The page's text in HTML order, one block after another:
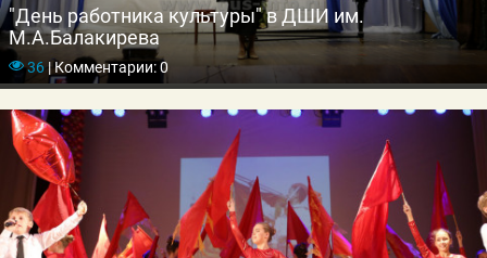
"День работника культуры" в ДШИ им.
М.А.Балакирева
36|Комментарии: 0